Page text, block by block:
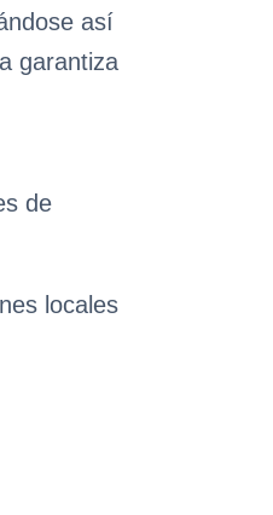
así
garantiza
de
locales